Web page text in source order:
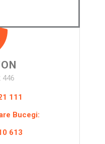
446
111
Bucegi:
613